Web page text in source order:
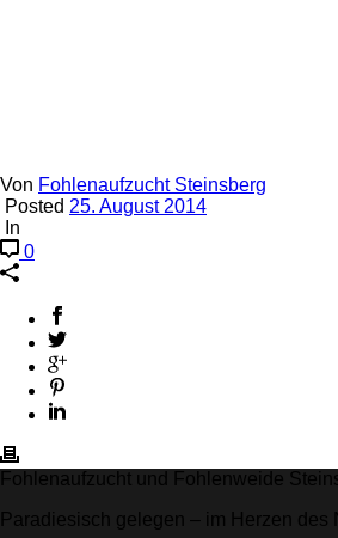
Von Fohlenaufzucht Steinsberg
Posted 25. August 2014
In
0
Fohlenaufzucht und Fohlenweide
Paradiesisch gelegen – im Herzen